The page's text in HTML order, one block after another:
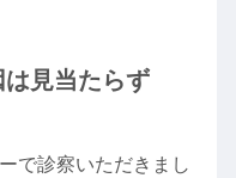
見当たらず
で診察いただきまし